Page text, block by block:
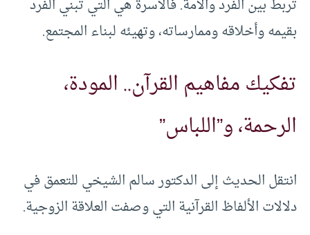
تربط بين الفرد والأمة. فالأسرة هي التي تبني الفرد
بقيمه وأخلاقه وممارساته، وتهيئه لبناء المجتمع.
تفكيك مفاهيم القرآن.. المودة،
الرحمة، و”اللباس”
انتقل الحديث إلى الدكتور سالم الشيخي للتعمق في
دلالات الألفاظ القرآنية التي وصفت العلاقة الزوجية.